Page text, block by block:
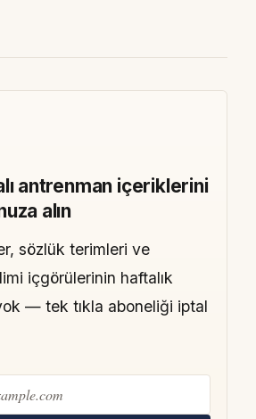
antrenman içeriklerini
alın
sözlük terimleri ve
içgörülerinin haftalık
— tek tıkla aboneliği iptal